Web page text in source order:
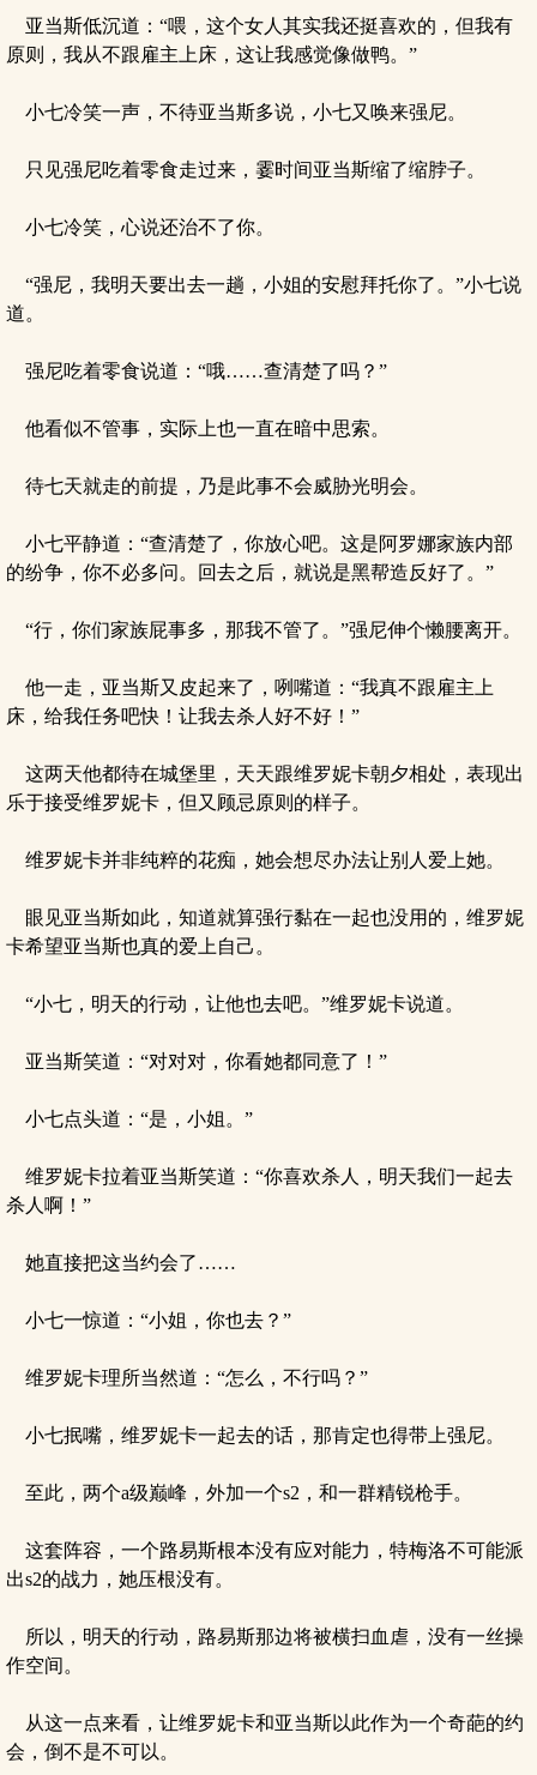
亚当斯低沉道：“喂，这个女人其实我还挺喜欢的，但我有
原则，我从不跟雇主上床，这让我感觉像做鸭。”
小七冷笑一声，不待亚当斯多说，小七又唤来强尼。
只见强尼吃着零食走过来，霎时间亚当斯缩了缩脖子。
小七冷笑，心说还治不了你。
“强尼，我明天要出去一趟，小姐的安慰拜托你了。”小七说
道。
强尼吃着零食说道：“哦……查清楚了吗？”
他看似不管事，实际上也一直在暗中思索。
待七天就走的前提，乃是此事不会威胁光明会。
小七平静道：“查清楚了，你放心吧。这是阿罗娜家族内部
的纷争，你不必多问。回去之后，就说是黑帮造反好了。”
“行，你们家族屁事多，那我不管了。”强尼伸个懒腰离开。
他一走，亚当斯又皮起来了，咧嘴道：“我真不跟雇主上
床，给我任务吧快！让我去杀人好不好！”
这两天他都待在城堡里，天天跟维罗妮卡朝夕相处，表现出
乐于接受维罗妮卡，但又顾忌原则的样子。
维罗妮卡并非纯粹的花痴，她会想尽办法让别人爱上她。
眼见亚当斯如此，知道就算强行黏在一起也没用的，维罗妮
卡希望亚当斯也真的爱上自己。
“小七，明天的行动，让他也去吧。”维罗妮卡说道。
亚当斯笑道：“对对对，你看她都同意了！”
小七点头道：“是，小姐。”
维罗妮卡拉着亚当斯笑道：“你喜欢杀人，明天我们一起去
杀人啊！”
她直接把这当约会了……
小七一惊道：“小姐，你也去？”
维罗妮卡理所当然道：“怎么，不行吗？”
小七抿嘴，维罗妮卡一起去的话，那肯定也得带上强尼。
至此，两个a级巅峰，外加一个s2，和一群精锐枪手。
这套阵容，一个路易斯根本没有应对能力，特梅洛不可能派
出s2的战力，她压根没有。
所以，明天的行动，路易斯那边将被横扫血虐，没有一丝操
作空间。
从这一点来看，让维罗妮卡和亚当斯以此作为一个奇葩的约
会，倒不是不可以。